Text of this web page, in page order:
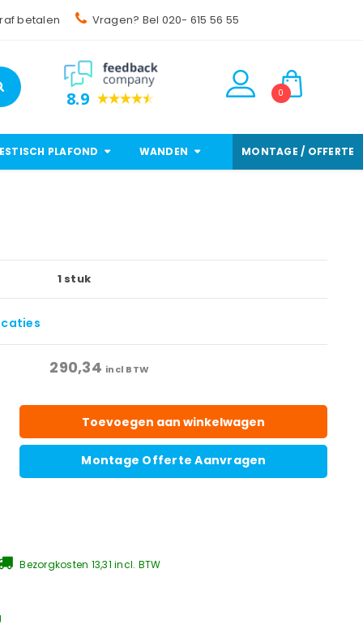
betalen Vragen? Bel 020- 615 56 55
8.9 0
PLAFOND WANDEN MONTAGE / OFFERTE
1 stuk
290,34 incl BTW
Toevoegen aan winkelwagen
Montage Offerte Aanvragen
Bezorgkosten 13,31 incl. BTW